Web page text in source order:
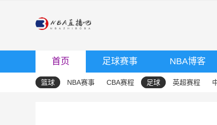
首页 足球赛事 NBA博客
篮球 NBA赛事 CBA赛程 足球 英超赛程